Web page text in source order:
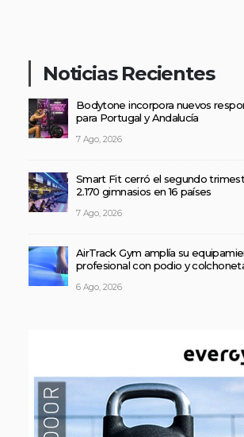
Noticias Recientes
Bodytone incorpora nuevos
para Portugal y Andalucía
7 Ago, 2026
Smart Fit cerró el segundo
2.170 gimnasios en 16 países
7 Ago, 2026
AirTrack Gym amplía su
profesional con podio y
6 Ago, 2026